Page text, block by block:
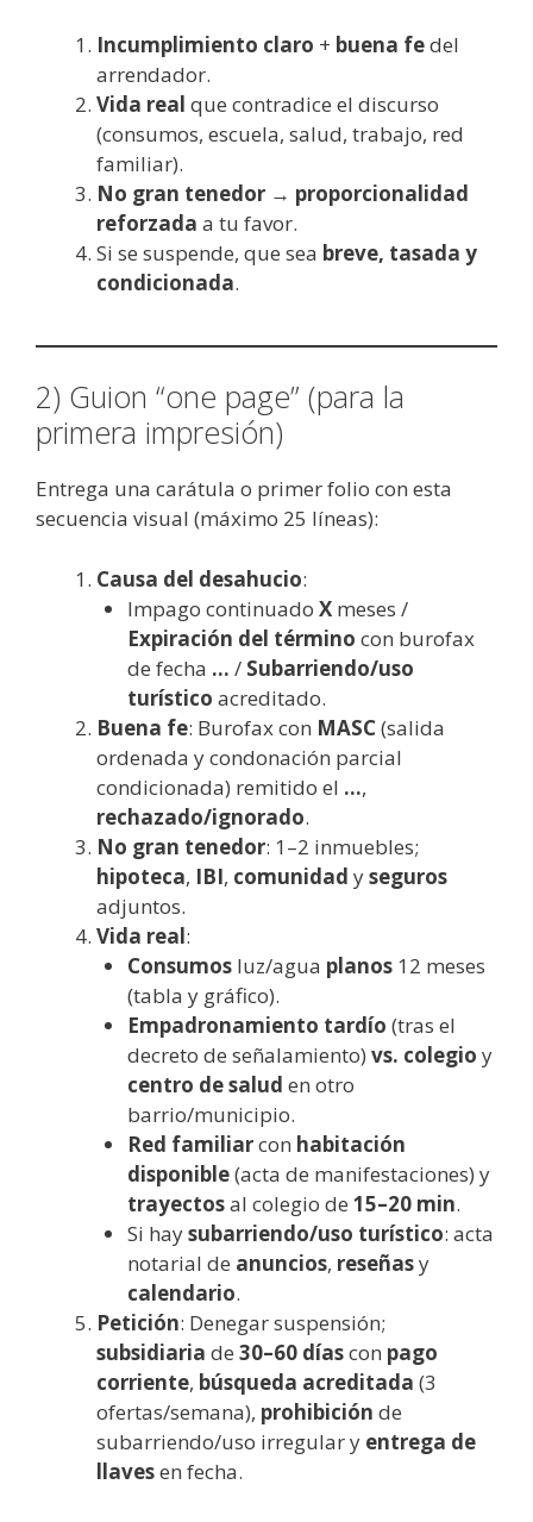
Incumplimiento claro + buena fedel
arrendador.
Vida real que contradice el discurso
(consumos, escuela, salud, trabajo, red
familiar).
No gran tenedor → proporcionalidad
reforzada a tu favor.
Si se suspende, que sea breve, tasada y
condicionada.
2) Guion “one page” (para la
primera impresión)
Entrega una carátula o primer folio con esta
secuencia visual (máximo 25 líneas):
Causa del desahucio:
Impago continuado Xmeses /
Expiración del término con burofax
de fecha … / Subarriendo/uso
turístico acreditado.
Buena fe: Burofax con MASC(salida
ordenada y condonación parcial
condicionada) remitido el …,
rechazado/ignorado.
No gran tenedor: 1–2 inmuebles;
hipoteca, IBI, comunidad yseguros
adjuntos.
Vida real:
Consumosluz/agua planos12 meses
(tabla y gráfico).
Empadronamiento tardío (tras el
decreto de señalamiento) vs. colegio y
centro de salud en otro
barrio/municipio.
Red familiarcon habitación
disponible(acta de manifestaciones) y
trayectosal colegio de 15–20 min.
Si haysubarriendo/uso turístico: acta
notarial de anuncios, reseñasy
calendario.
Petición: Denegar suspensión;
subsidiaria de 30–60 díascon pago
corriente, búsqueda acreditada (3
ofertas/semana), prohibición de
subarriendo/uso irregular y entrega de
llavesen fecha.